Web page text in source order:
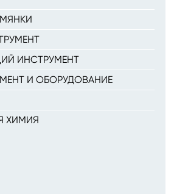
ИНСТРУМЕНТ
И ОБОРУДОВАНИЕ
ХИМИЯ